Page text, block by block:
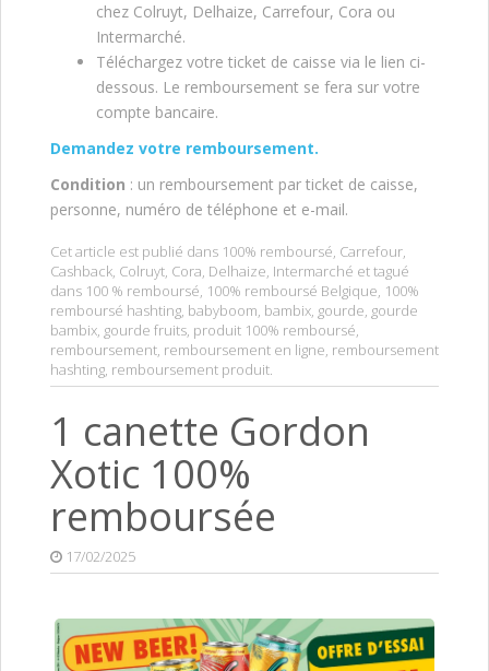
chez Colruyt, Delhaize, Carrefour, Cora ou
Intermarché.
Téléchargez votre ticket de caisse via le lien ci-
dessous. Le remboursement se fera sur votre
compte bancaire.
Demandez votre remboursement.
Condition : un remboursement par ticket de caisse,
personne, numéro de téléphone et e-mail.
Cet article est publié dans 100% remboursé, Carrefour,
Cashback, Colruyt, Cora, Delhaize, Intermarché et tagué
dans 100 % remboursé, 100% remboursé Belgique, 100%
remboursé hashting, babyboom, bambix, gourde, gourde
bambix, gourde fruits, produit 100% remboursé,
remboursement, remboursement en ligne, remboursement
hashting, remboursement produit.
1 canette Gordon
Xotic 100%
remboursée
17/02/2025